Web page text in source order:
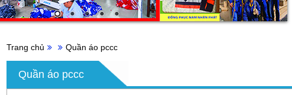
Trang chủ Quần áo pccc
Quần áo pccc